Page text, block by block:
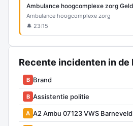
Ambulance hoogcomplexe zorg
Ambulance hoogcomplexe zorg
🔔 23:15
Recente incidenten in de
B Brand
B Assistentie politie
A A2 Ambu 07123 VWS Barneveld